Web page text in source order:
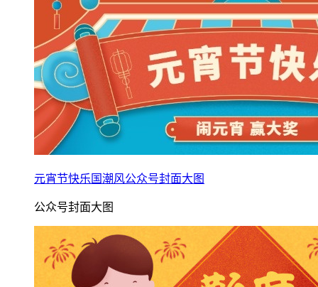
元宵节快乐国潮风公众号封面大图
公众号封面大图